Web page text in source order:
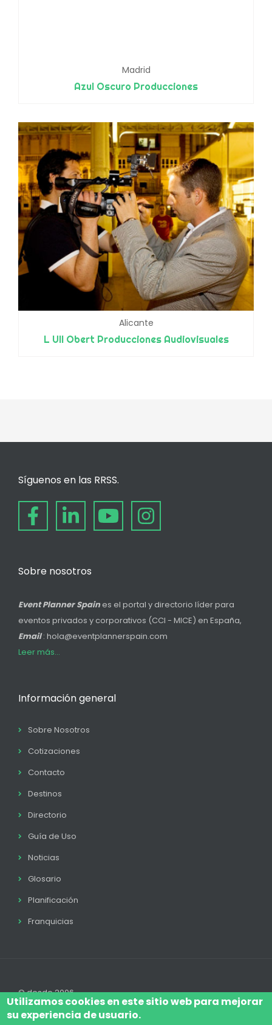
Madrid
Azul Oscuro Producciones
Alicante
L Ull Obert Producciones Audiovisuales
Síguenos en las RRSS.
Sobre nosotros
Event Planner Spain es el portal y directorio líder para
eventos privados y corporativos (CCI - MICE) en España,
Email: hola@eventplannerspain.com
Leer más...
Información general
Sobre Nosotros
Cotizaciones
Contacto
Destinos
Directorio
Guía de Uso
Noticias
Glosario
Planificación
Franquicias
© desde 2006
Utilizamos cookies en este sitio web para mejorar
su experiencia de usuario.